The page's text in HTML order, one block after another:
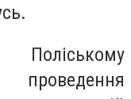
проведення